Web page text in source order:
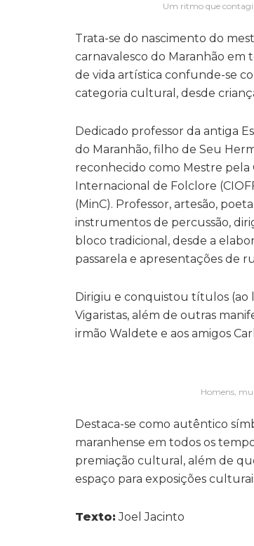
Um ritmo que
Trata-se do nascimento do
carnavalesco do Maranhão em
de vida artística confunde-se
categoria cultural, desde
Dedicado professor da antiga
do Maranhão, filho de Seu
reconhecido como Mestre pela
Internacional de Folclore
(MinC). Professor, artesão,
instrumentos de percussão,
bloco tradicional, desde a
passarela e apresentações de
Dirigiu e conquistou títulos (ao
Vigaristas, além de outras
irmão Waldete e aos amigos
Homens,
Destaca-se como autêntico
maranhense em todos os
premiação cultural, além de
espaço para exposições
Texto: Joel Jacinto